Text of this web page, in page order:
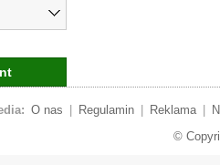
O nas Regulamin Reklama
©